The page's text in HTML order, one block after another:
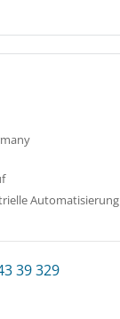
Automatisierung
39 329